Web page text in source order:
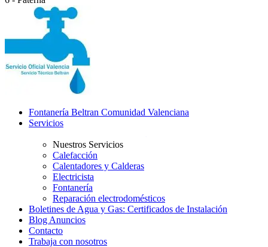
Fontanería Beltran Comunidad Valenciana
Servicios
Nuestros Servicios
Calefacción
Calentadores y Calderas
Electricista
Fontanería
Reparación electrodomésticos
Boletines de Agua y Gas: Certificados de Instalación
Blog Anuncios
Contacto
Trabaja con nosotros